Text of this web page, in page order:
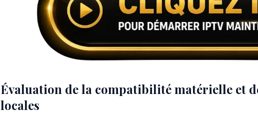
Évaluation de la compatibilité matérielle et
locales